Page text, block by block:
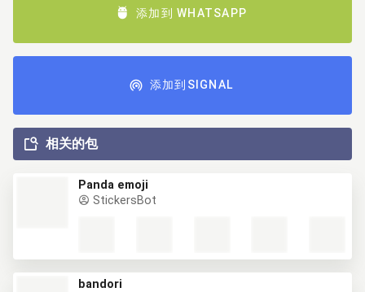
添加到 WHATSAPP
添加到SIGNAL
相关的包
Panda emoji
StickersBot
bandori